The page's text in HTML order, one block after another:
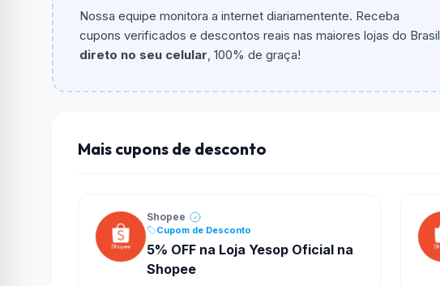
O valor minimo de compra é R$ 150,00.
Qual é o desconto máximo?
Não informado ou sem limite.
Funciona em qualquer produto?
podem não aceitar cupons.
Nossa equipe monitora a internet diariamentente. Receba
cupons verificados e descontos reais nas maiores lojas do Brasil
direto no seu celular, 100% de graça!
Mais cupons de desconto
Shopee
Cupom de Desconto
5% OFF na Loja Yesop Oficial na
Shopee